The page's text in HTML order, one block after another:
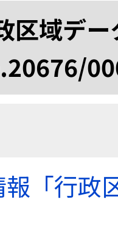
区域デ
「行政